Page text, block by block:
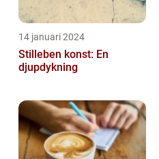
14 januari 2024
Stilleben konst: En
djupdykning